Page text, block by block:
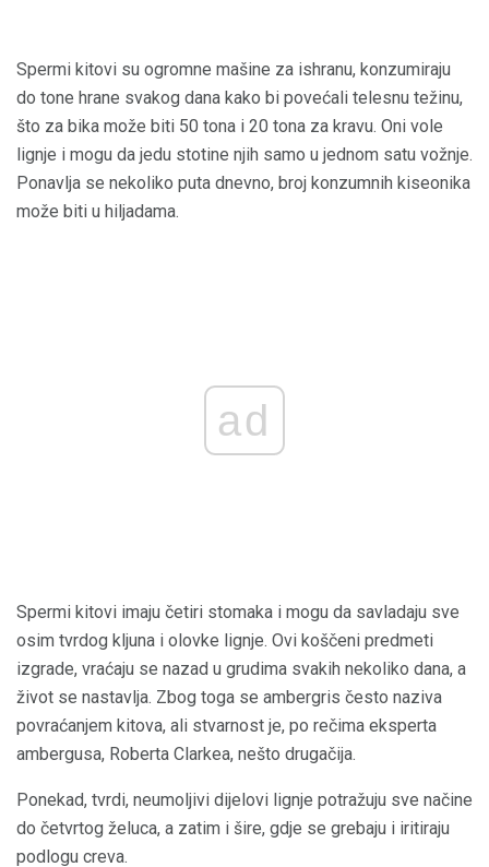
Spermi kitovi su ogromne mašine za ishranu, konzumiraju
do tone hrane svakog dana kako bi povećali telesnu težinu,
što za bika može biti 50 tona i 20 tona za kravu. Oni vole
lignje i mogu da jedu stotine njih samo u jednom satu vožnje.
Ponavlja se nekoliko puta dnevno, broj konzumnih kiseonika
može biti u hiljadama.
ad
Spermi kitovi imaju četiri stomaka i mogu da savladaju sve
osim tvrdog kljuna i olovke lignje. Ovi koščeni predmeti
izgrade, vraćaju se nazad u grudima svakih nekoliko dana, a
život se nastavlja. Zbog toga se ambergris često naziva
povraćanjem kitova, ali stvarnost je, po rečima eksperta
ambergusa, Roberta Clarkea, nešto drugačija.
Ponekad, tvrdi, neumoljivi dijelovi lignje potražuju sve načine
do četvrtog želuca, a zatim i šire, gdje se grebaju i iritiraju
podlogu creva.